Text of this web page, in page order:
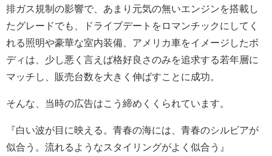
排ガス規制の影響で、あまり元気の無いエンジンを搭載し
たグレードでも、ドライブデートをロマンチックにしてく
れる照明や豪華な室内装備、アメリカ車をイメージしたボ
ディは、少し悪く言えば格好良さのみを追求する若年層に
マッチし、販売台数を大きく伸ばすことに成功。
そんな、当時の広告はこう締めくくられています。
『白い波が目に映える。青春の海には、青春のシルビアが
似合う。流れるようなスタイリングがよく似合う』